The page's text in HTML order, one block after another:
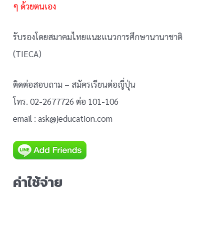
ๆ ด้วยตนเอง
รับรองโดยสมาคมไทยแนะแนวการศึกษานานาชาติ
(TIECA)
ติดต่อสอบถาม – สมัครเรียนต่อญี่ปุ่น
โทร. 02-2677726 ต่อ 101-106
email : ask@jeducation.com
ค่าใช้จ่าย